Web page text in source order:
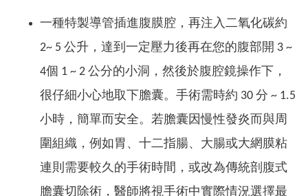
一種特製導管插進腹膜腔，再注入二氧化碳約
2~ 5 公升，達到一定壓力後再在您的腹部開 3 ~
4個 1 ~ 2 公分的小洞，然後於腹腔鏡操作下，
很仔細小心地取下膽囊。手術需時約 30 分 ~ 1.5
小時，簡單而安全。若膽囊因慢性發炎而與周
圍組織，例如胃、十二指腸、大腸或大網膜粘
連則需要較久的手術時間，或改為傳統剖腹式
膽囊切除術，醫師將視手術中實際情況選擇最